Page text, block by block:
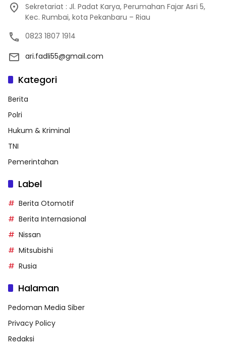
Sekretariat : Jl. Padat Karya, Perumahan Fajar Asri 5,
Kec. Rumbai, kota Pekanbaru – Riau
0823 1807 1914
ari.fadli55@gmail.com
Kategori
Berita
Polri
Hukum & Kriminal
TNI
Pemerintahan
Label
Berita Otomotif
Berita Internasional
Nissan
Mitsubishi
Rusia
Halaman
Pedoman Media Siber
Privacy Policy
Redaksi